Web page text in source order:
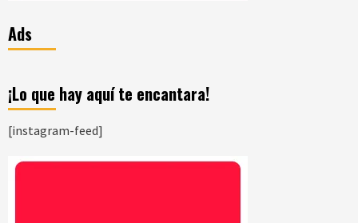
Ads
¡Lo que hay aquí te encantara!
[instagram-feed]